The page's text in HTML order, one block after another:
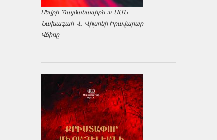
Սեվրի Պայմանագիրն ու ԱՄՆ
Նախագահ Վ. Վիլսոնի Իրավարար
Վճիռը